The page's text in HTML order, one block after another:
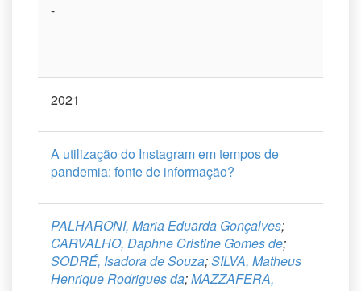
-
2021
A utilização do Instagram em tempos de
pandemia: fonte de informação?
PALHARONI, Maria Eduarda Gonçalves;
CARVALHO, Daphne Cristine Gomes de;
SODRÉ, Isadora de Souza;SILVA, Matheus
Henrique Rodrigues da;MAZZAFERA,